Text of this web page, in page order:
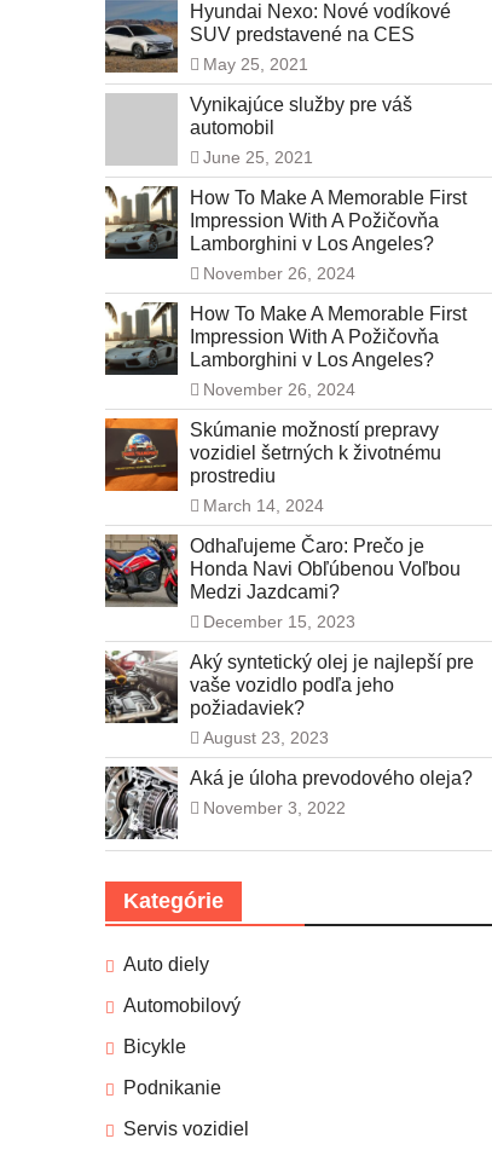
Hyundai Nexo: Nové vodíkové
SUV predstavené na CES
May 25, 2021
Vynikajúce služby pre váš
automobil
June 25, 2021
How To Make A Memorable First
Impression With A Požičovňa
Lamborghini v Los Angeles?
November 26, 2024
How To Make A Memorable First
Impression With A Požičovňa
Lamborghini v Los Angeles?
November 26, 2024
Skúmanie možností prepravy
vozidiel šetrných k životnému
prostrediu
March 14, 2024
Odhaľujeme Čaro: Prečo je
Honda Navi Obľúbenou Voľbou
Medzi Jazdcami?
December 15, 2023
Aký syntetický olej je najlepší pre
vaše vozidlo podľa jeho
požiadaviek?
August 23, 2023
Aká je úloha prevodového oleja?
November 3, 2022
Kategórie
Auto diely
Automobilový
Bicykle
Podnikanie
Servis vozidiel